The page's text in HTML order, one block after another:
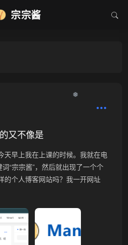
❆
宗宗酱
又不像是
天早上我在上课的时候。我就在电
“宗宗酱”，然后就出现了一个个
的个人博客网站吗？我一开网址